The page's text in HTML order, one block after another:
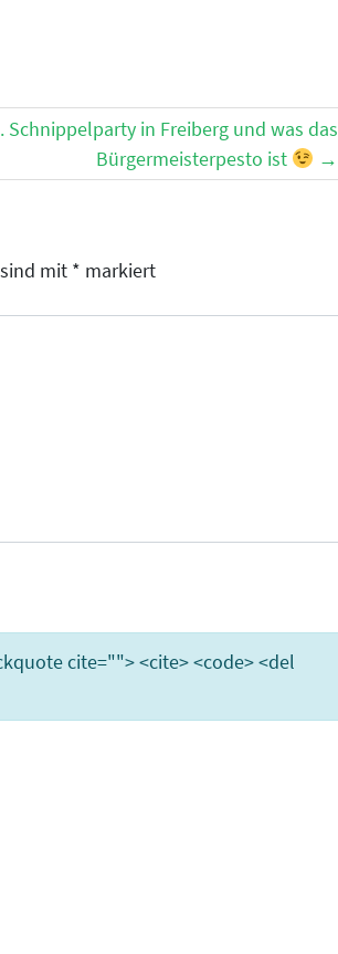
Schnippelparty in Freiberg und was das
Bürgermeisterpesto ist
mit * markiert
cite=""> <cite> <code> <del